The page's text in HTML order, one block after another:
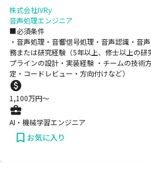
株式会社IVRy
音声処理エンジニア
■必須条件
・音声処理・音響信号処理・音声認識・音
務または研究経験（5年以上、修士以上の研
プラインの設計・実装経験 ・チームの技術
定・コードレビュー・方向付けなど）
1,100万円〜
AI・機械学習エンジニア
お気に入り